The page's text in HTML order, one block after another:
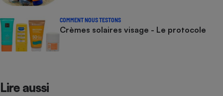
COMMENT NOUS TESTONS
Crèmes solaires visage - Le protocole
Lire aussi